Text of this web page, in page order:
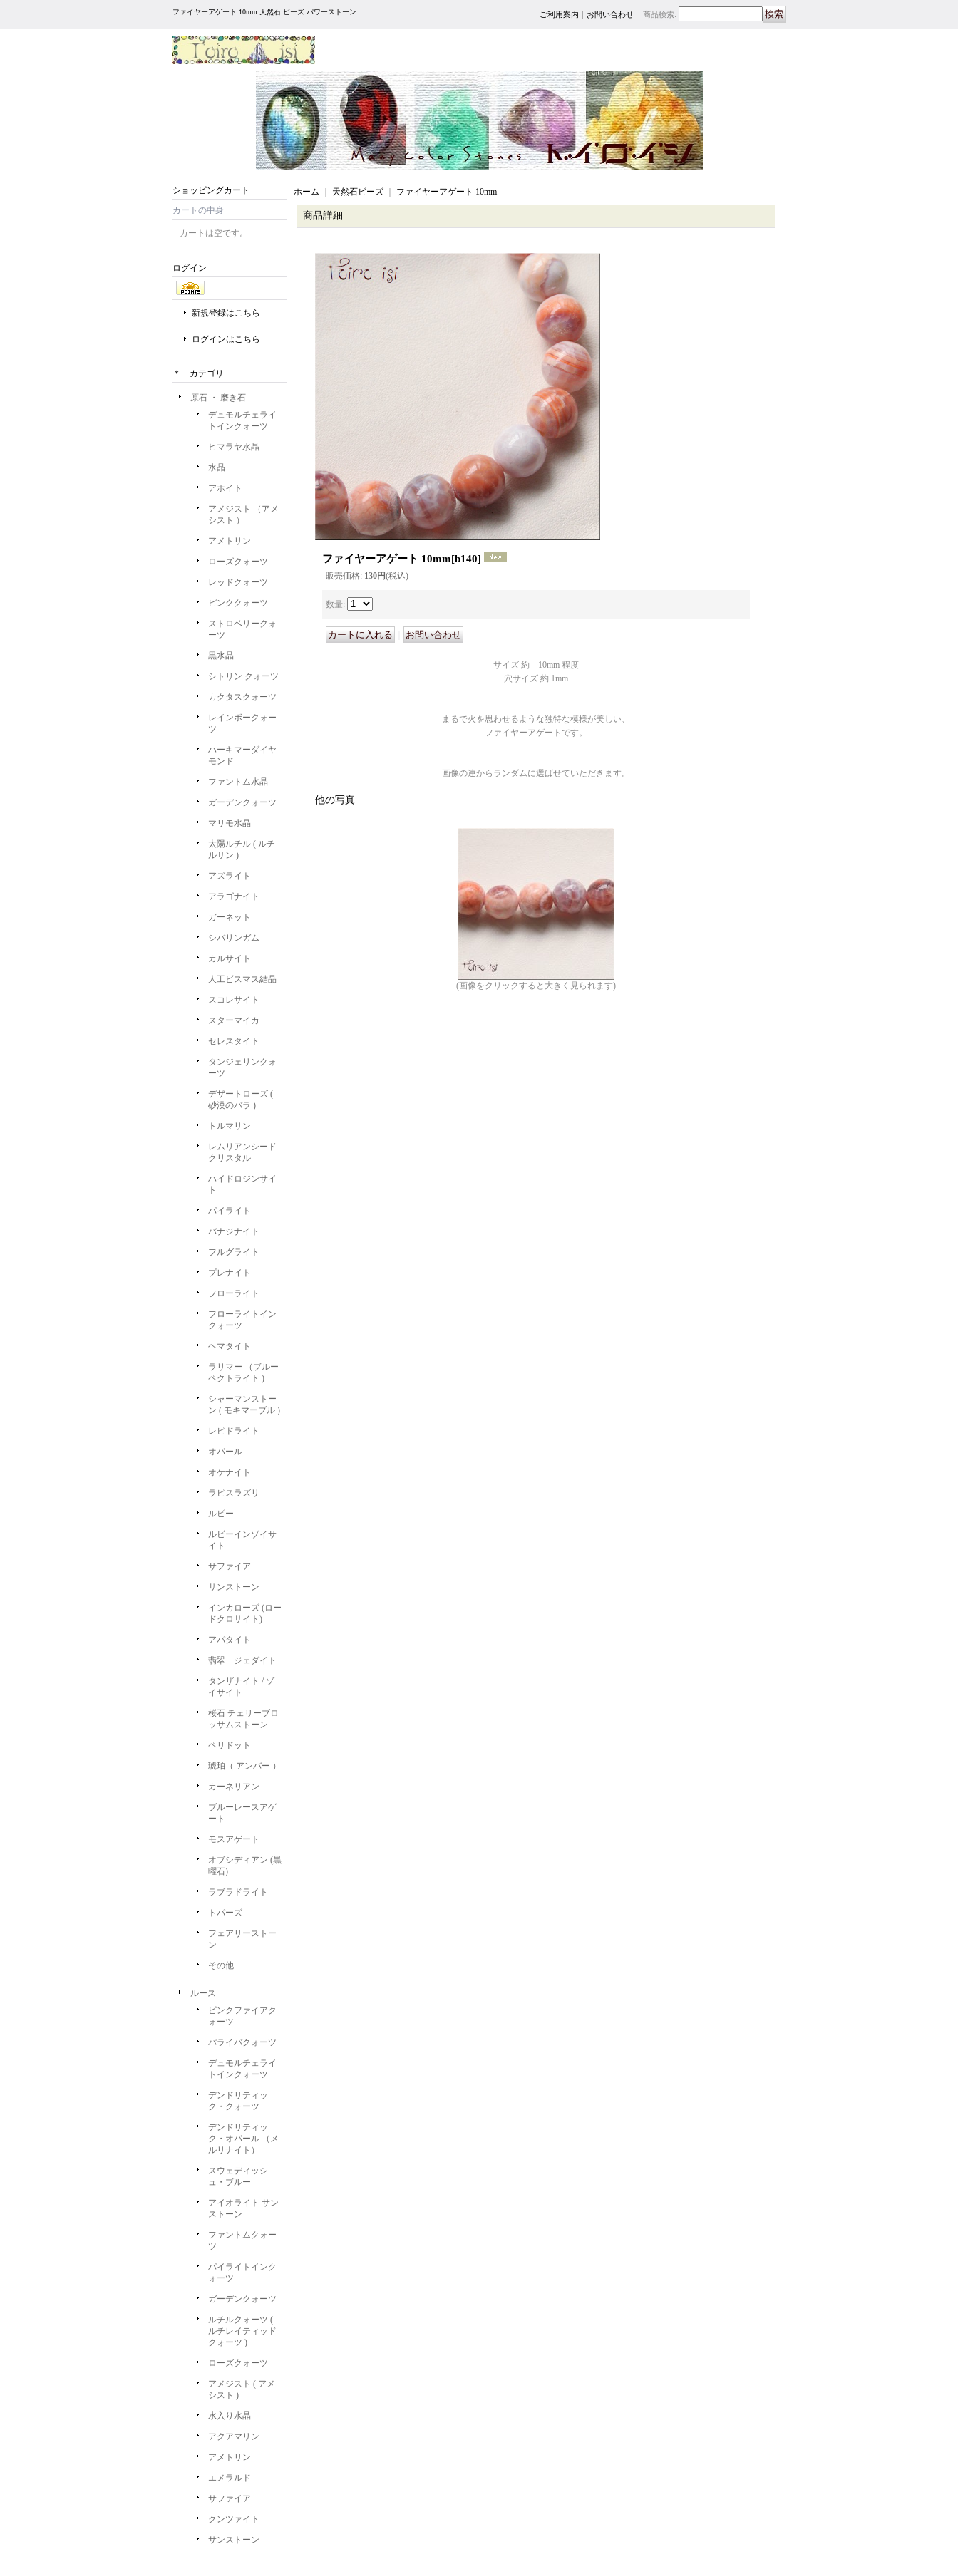
ファイヤーアゲート 10mm 天然石 ビーズ パワーストーン ご利用案内 ｜ お問い合わせ 商品検索:
ショッピングカート
カートの中身
カートは空です。
ログイン
新規登録はこちら
ログインはこちら
＊ カテゴリ
原石 ・ 磨き石
デュモルチェライ
トインクォーツ
ヒマラヤ水晶
水晶
アホイト
アメジスト （アメ
シスト ）
アメトリン
ローズクォーツ
レッドクォーツ
ピンククォーツ
ストロベリークォ
ーツ
黒水晶
シトリン クォーツ
カクタスクォーツ
レインボークォー
ツ
ハーキマーダイヤ
モンド
ファントム水晶
ガーデンクォーツ
マリモ水晶
太陽ルチル ( ルチ
ルサン )
アズライト
アラゴナイト
ガーネット
シバリンガム
カルサイト
人工ビスマス結晶
スコレサイト
スターマイカ
セレスタイト
タンジェリンクォ
ーツ
デザートローズ (
砂漠のバラ )
トルマリン
レムリアンシード
クリスタル
ハイドロジンサイ
ト
パイライト
バナジナイト
フルグライト
プレナイト
フローライト
フローライトイン
クォーツ
ヘマタイト
ラリマー （ブルー
ペクトライト )
シャーマンストー
ン ( モキマーブル )
レピドライト
オパール
オケナイト
ラピスラズリ
ルビー
ルビーインゾイサ
イト
サファイア
サンストーン
インカローズ (ロー
ドクロサイト)
アパタイト
翡翠 ジェダイト
タンザナイト / ゾ
イサイト
桜石 チェリーブロ
ッサムストーン
ペリドット
琥珀（ アンバー ）
カーネリアン
ブルーレースアゲ
ート
モスアゲート
オブシディアン (黒
曜石)
ラブラドライト
トパーズ
フェアリーストー
ン
その他
ルース
ピンクファイアク
ォーツ
パライバクォーツ
デュモルチェライ
トインクォーツ
デンドリティッ
ク・クォーツ
デンドリティッ
ク・オパール （メ
ルリナイト）
スウェディッシ
ュ・ブルー
アイオライト サン
ストーン
ファントムクォー
ツ
パイライトインク
ォーツ
ガーデンクォーツ
ルチルクォーツ (
ルチレイティッド
クォーツ )
ローズクォーツ
アメジスト ( アメ
シスト )
水入り水晶
アクアマリン
アメトリン
エメラルド
サファイア
クンツァイト
サンストーン
ホーム 天然石ビーズ ファイヤーアゲート 10mm
商品詳細
ファイヤーアゲート 10mm[b140]
販売価格: 130円(税込)
数量:
サイズ 約 10mm 程度
穴サイズ 約 1mm
まるで火を思わせるような独特な模様が美しい、
ファイヤーアゲートです。
画像の連からランダムに選ばせていただきます。
他の写真
(画像をクリックすると大きく見られます)